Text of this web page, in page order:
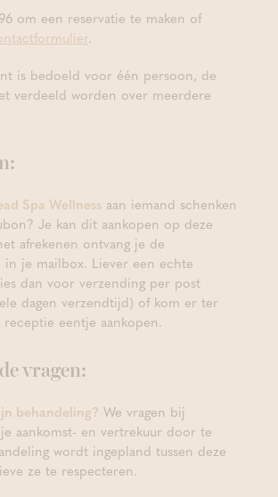
om een reservatie te maken of
.
is bedoeld voor één persoon, de
verdeeld worden over meerdere
Spa Wellness aan iemand schenken
Je kan dit aankopen op deze
afrekenen ontvang je de
in je mailbox. Liever een echte
dan voor verzending per post
dagen verzendtijd) of kom er ter
receptie eentje aankopen.
vragen:
behandeling? We vragen bij
aankomst- en vertrekuur door te
wordt ingepland tussen deze
ze te respecteren.